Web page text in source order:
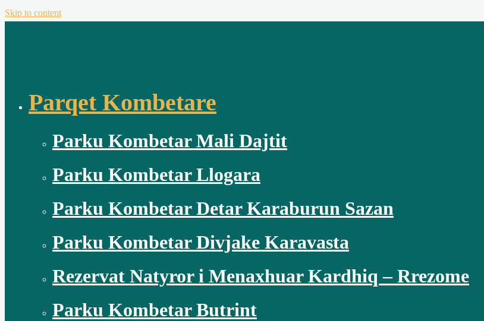
Skip to content
Parqet Kombetare
Parku Kombetar Mali Dajtit
Parku Kombetar Llogara
Parku Kombetar Detar Karaburun Sazan
Parku Kombetar Divjake Karavasta
Rezervat Natyror i Menaxhuar Kardhiq – Rrezome
Parku Kombetar Butrint